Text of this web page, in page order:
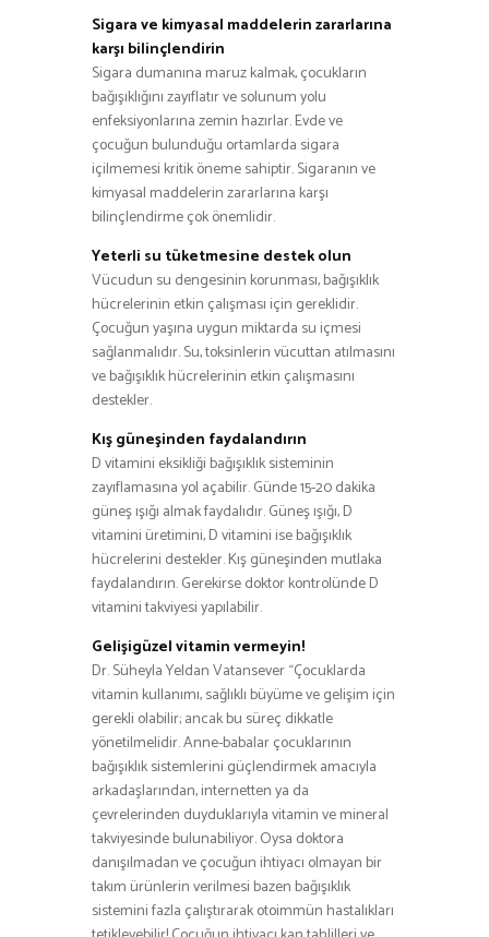
Sigara ve kimyasal maddelerin zararlarına
karşı bilinçlendirin
Sigara dumanına maruz kalmak, çocukların
bağışıklığını zayıflatır ve solunum yolu
enfeksiyonlarına zemin hazırlar. Evde ve
çocuğun bulunduğu ortamlarda sigara
içilmemesi kritik öneme sahiptir. Sigaranın ve
kimyasal maddelerin zararlarına karşı
bilinçlendirme çok önemlidir.
Yeterli su tüketmesine destek olun
Vücudun su dengesinin korunması, bağışıklık
hücrelerinin etkin çalışması için gereklidir.
Çocuğun yaşına uygun miktarda su içmesi
sağlanmalıdır. Su, toksinlerin vücuttan atılmasını
ve bağışıklık hücrelerinin etkin çalışmasını
destekler.
Kış güneşinden faydalandırın
D vitamini eksikliği bağışıklık sisteminin
zayıflamasına yol açabilir. Günde 15-20 dakika
güneş ışığı almak faydalıdır. Güneş ışığı, D
vitamini üretimini, D vitamini ise bağışıklık
hücrelerini destekler. Kış güneşinden mutlaka
faydalandırın. Gerekirse doktor kontrolünde D
vitamini takviyesi yapılabilir.
Gelişigüzel vitamin vermeyin!
Dr. Süheyla Yeldan Vatansever “Çocuklarda
vitamin kullanımı, sağlıklı büyüme ve gelişim için
gerekli olabilir; ancak bu süreç dikkatle
yönetilmelidir. Anne-babalar çocuklarının
bağışıklık sistemlerini güçlendirmek amacıyla
arkadaşlarından, internetten ya da
çevrelerinden duyduklarıyla vitamin ve mineral
takviyesinde bulunabiliyor. Oysa doktora
danışılmadan ve çocuğun ihtiyacı olmayan bir
takım ürünlerin verilmesi bazen bağışıklık
sistemini fazla çalıştırarak otoimmün hastalıkları